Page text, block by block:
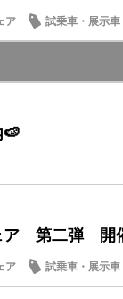
ア
試乗車・展示車
🍉
ア 第二弾 開
ア
試乗車・展示車